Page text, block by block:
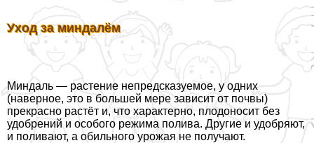
Уход за миндалём
Миндаль — растение непредсказуемое, у одних
(наверное, это в большей мере зависит от почвы)
прекрасно растёт и, что хаpaктерно, плодоносит без
удобрений и особого режима полива. Другие и удобряют,
и поливают, а обильного урожая не получают.